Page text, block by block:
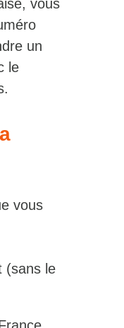
vous
un
le
vous
(sans le